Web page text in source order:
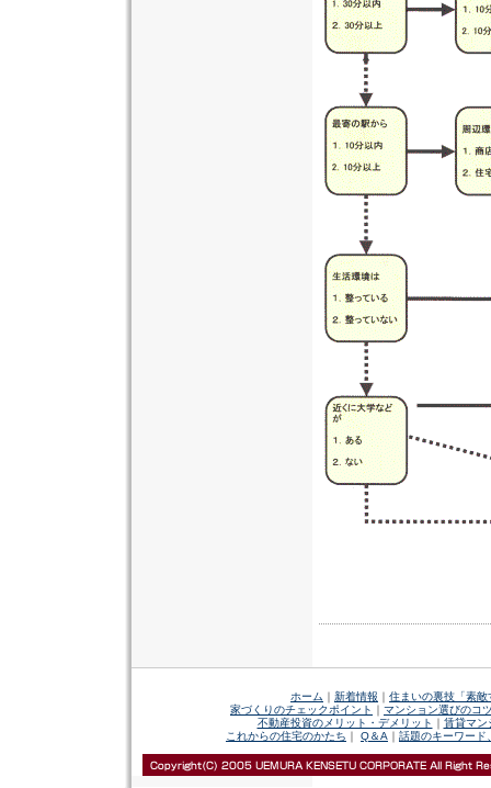
ホーム ｜ 新着情報 ｜ 住まいの裏技「素敵
家づくりのチェックポイント ｜ マンション選びのコ
不動産投資のメリット・デメリット ｜ 賃貸マン
これからの住宅のかたち ｜ Q＆A ｜ 話題のキーワード